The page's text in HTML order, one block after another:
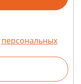
персональных